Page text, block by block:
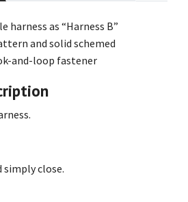
harness as “Harness B”
and solid schemed
and-loop fastener
simply close.